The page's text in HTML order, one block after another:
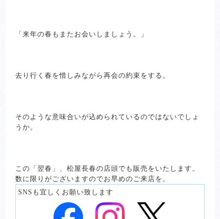
「来年の春もまたお会いしましょう。」
去り行く春を惜しみながら再会の約束をする。
そのような意味合いが込められているのではないでしょ
うか。
この「翌春」、松屋長春の店頭でも販売をいたします。
数に限りがございますのでお早めのご来店を。
SNSも宜しくお願い致します